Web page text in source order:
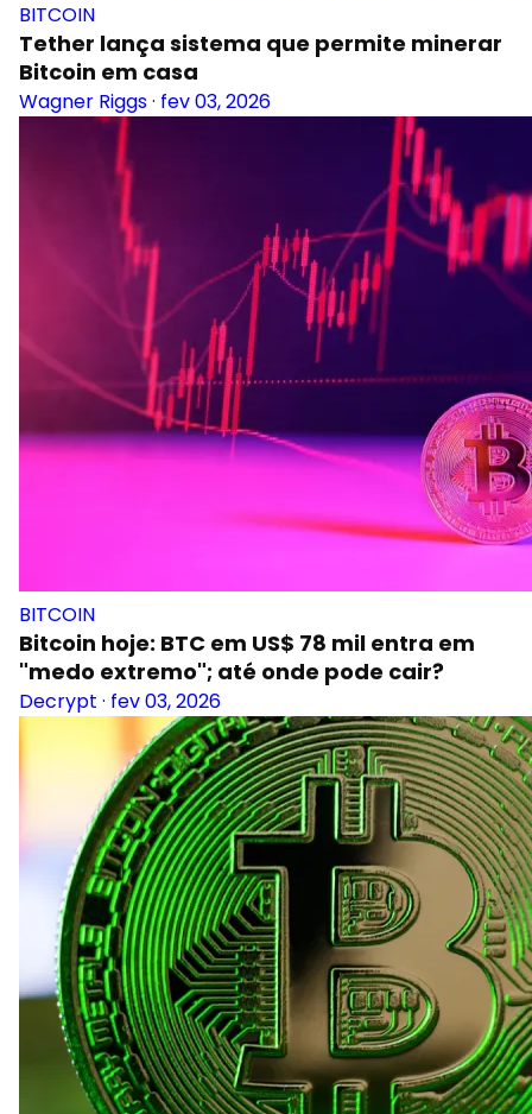
BITCOIN
Tether lança sistema que permite minerar
Bitcoin em casa
Wagner Riggs· fev 03, 2026
BITCOIN
Bitcoin hoje: BTC em US$ 78 mil entra em
"medo extremo"; até onde pode cair?
Decrypt · fev 03, 2026